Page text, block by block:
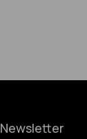
Newsletter